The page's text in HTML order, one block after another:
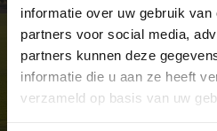
informatie over uw gebruik
partners voor social media,
partners kunnen deze
informatie die u aan ze heeft
verzameld op basis van uw
EEN UNIEKE